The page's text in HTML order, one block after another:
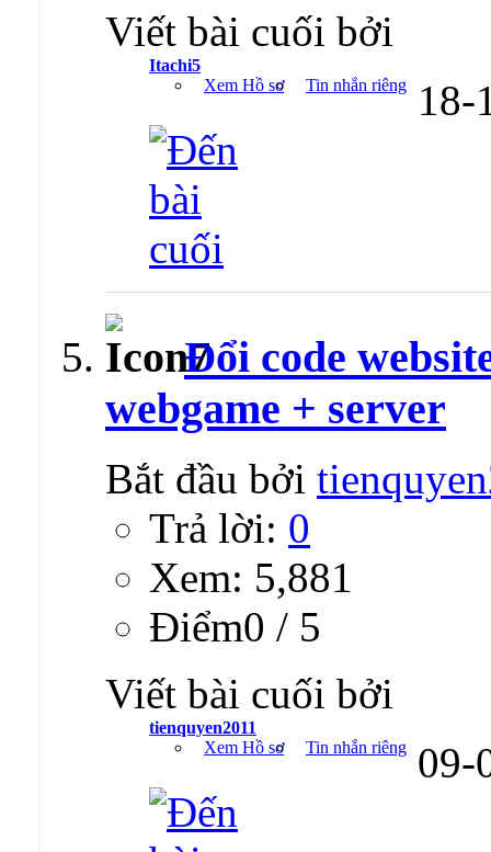
Viết bài cuối bởi
Itachi5
Xem Hồ sơ
Tin nhắn riêng 18-
Đổi code
webgame + server
Bắt đầu bởi
Trả lời: 0
Xem: 5,881
Ðiểm0 / 5
Viết bài cuối bởi
tienquyen2011
Xem Hồ sơ
Tin nhắn riêng 09-